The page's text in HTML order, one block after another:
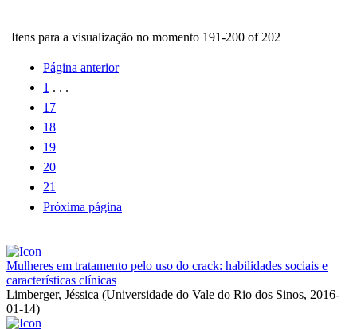
Itens para a visualização no momento 191-200 of 202
Página anterior
1 . . .
17
18
19
20
21
Próxima página
Mulheres em tratamento pelo uso do crack: habilidades sociais e
características clínicas
Limberger, Jéssica (Universidade do Vale do Rio dos Sinos, 2016-
01-14)